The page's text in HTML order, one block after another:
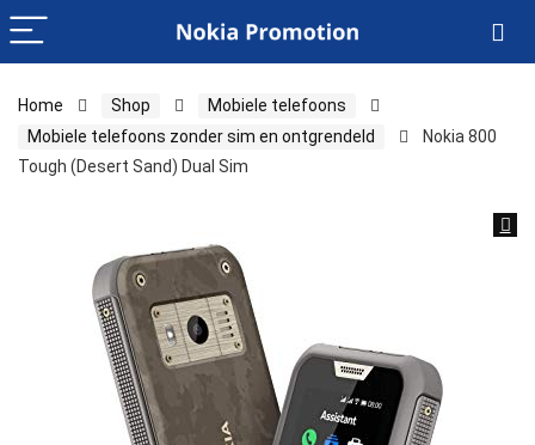
Home Shop
Mobiele telefoons
Mobiele telefoons zonder sim en ontgrendeld
Nokia 800
Tough (Desert Sand) Dual Sim